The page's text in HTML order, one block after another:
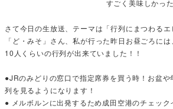
すごく美味しかっ
さて今日の生放送、テーマは「行列にまつわるエ
「ど・みそ」さん、私が行った昨日お昼ごろには、
10人くらいの行列が出来ていました！！
●JRのみどりの窓口で指定席券を買う時！お盆
列を見るようになります！
● メルボルンに出発するため成田空港のチェッ